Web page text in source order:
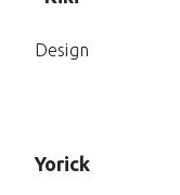
Design
Yorick